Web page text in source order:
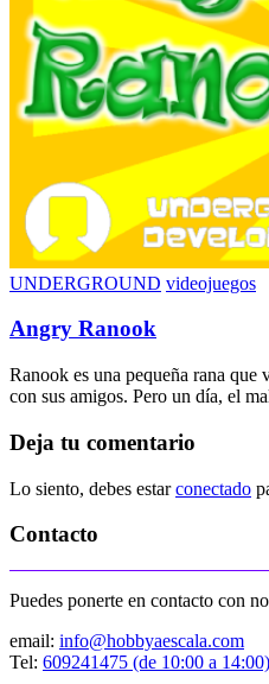
UNDERGROUND videojuegos
Angry Ranook
Ranook es una pequeña rana
con sus amigos. Pero un día, el
Deja tu comentario
Lo siento, debes estarconectado
Contacto
Puedes ponerte en contacto con
email: info@hobbyaescala.com
Tel: 609241475 (de 10:00 a 14:00)